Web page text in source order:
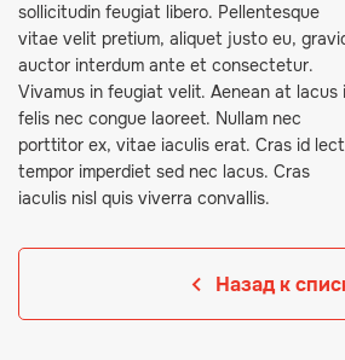
sollicitudin feugiat libero. Pellentesque
vitae velit pretium, aliquet justo eu,
auctor interdum ante et consectetur.
Vivamus in feugiat velit. Aenean at lacus
felis nec congue laoreet. Nullam nec
porttitor ex, vitae iaculis erat. Cras id
tempor imperdiet sed nec lacus. Cras
iaculis nisl quis viverra convallis.
Назад к